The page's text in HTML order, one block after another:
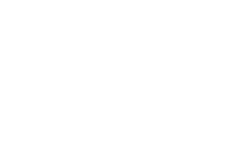
Lorenzo sufrió una lesión
disputado el pasado 4 de
motivo de su ausencia en